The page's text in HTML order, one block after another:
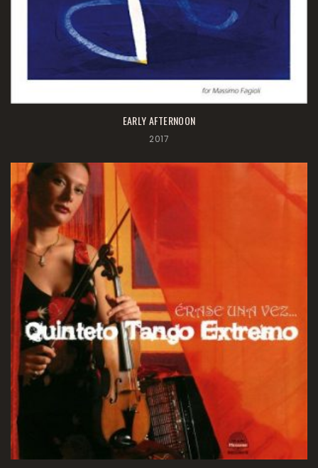
EARLY AFTERNOON
2017